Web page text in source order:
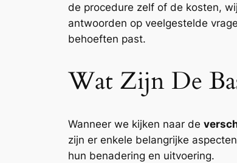
de procedure zelf of de kosten,
antwoorden op veelgestelde
behoeften past.
Wat Zijn De
Wanneer we kijken naar de
zijn er enkele belangrijke
hun benadering en uitvoering.